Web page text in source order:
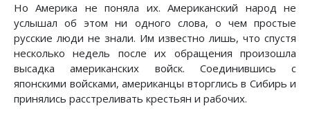
Но Америка не поняла их. Американский народ не
услышал об этом ни одного слова, о чем простые
русские люди не знали. Им известно лишь, что спустя
несколько недель после их обращения произошла
высадка американских войск. Соединившись с
японскими войсками, американцы вторглись в Сибирь и
принялись расстреливать крестьян и рабочих.